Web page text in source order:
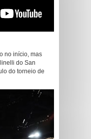
no início, mas
do San
do torneio de